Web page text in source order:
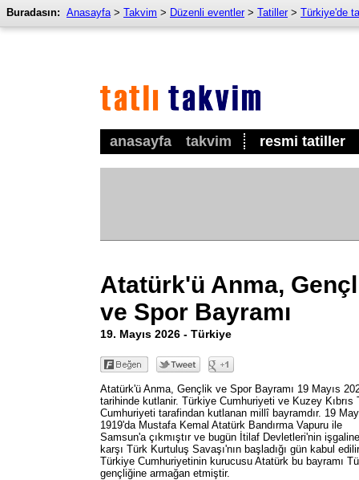
anasayfa takvim resmi tatiller
Buradasın: Anasayfa> Takvim > Düzenli eventler> Tatiller> Türkiye'de
Atatürk'ü Anma,
ve Spor Bayramı
19. Mayıs 2026 - Türkiye
Atatürk'ü Anma, Gençlik ve Spor Bayramı 19 Mayıs
tarihinde kutlanir. Türkiye Cumhuriyeti ve Kuzey Kıbrıs
Cumhuriyeti tarafindan kutlanan millî bayramdır. 19
1919'da Mustafa Kemal Atatürk Bandırma Vapuru ile
Samsun'a çıkmıştır ve bugün İtilaf Devletleri'nin işgaline
karşı Türk Kurtuluş Savaşı'nın başladığı gün kabul
Türkiye Cumhuriyetinin kurucusu Atatürk bu bayramı
gençliğine armağan etmiştir.